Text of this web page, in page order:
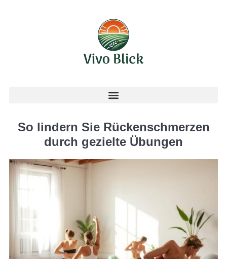
So lindern Sie Rückenschmerzen
durch gezielte Übungen